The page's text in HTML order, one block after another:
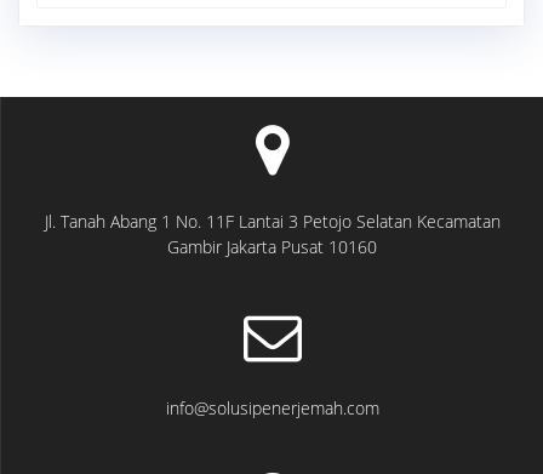
Jl. Tanah Abang 1 No. 11F Lantai 3 Petojo Selatan Kecamatan
Gambir Jakarta Pusat 10160
info@solusipenerjemah.com